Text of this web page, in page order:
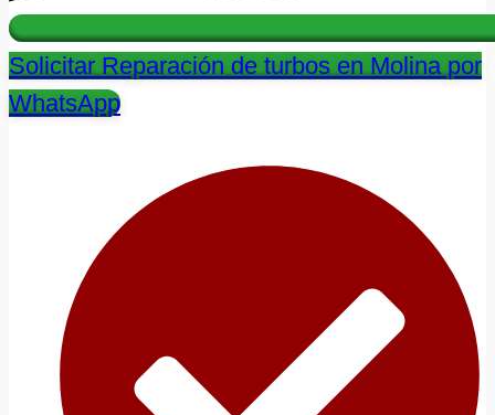
Solicitar Reparación de turbos en Molina por
WhatsApp